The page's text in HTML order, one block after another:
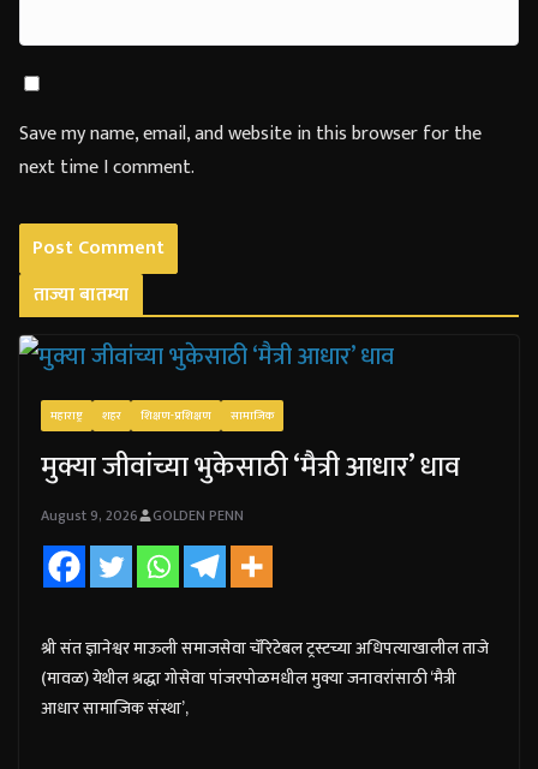
Save my name, email, and website in this browser for the
next time I comment.
ताज्या बातम्या
महाराष्ट्र शहर शिक्षण-प्रशिक्षण सामाजिक
मुक्या जीवांच्या भुकेसाठी ‘मैत्री आधार’ धाव
August 9, 2026 GOLDEN PENN
श्री संत ज्ञानेश्वर माऊली समाजसेवा चॅरिटेबल ट्रस्टच्या अधिपत्याखालील ताजे
(मावळ) येथील श्रद्धा गोसेवा पांजरपोळमधील मुक्या जनावरांसाठी ‘मैत्री
आधार सामाजिक संस्था’,